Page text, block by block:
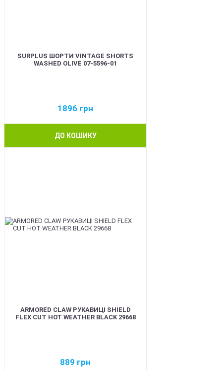
SURPLUS ШОРТИ VINTAGE SHORTS
WASHED OLIVE 07-5596-01
1896 грн
ДО КОШИКУ
ARMORED CLAW РУКАВИЦІ SHIELD
FLEX CUT HOT WEATHER BLACK 29668
889 грн